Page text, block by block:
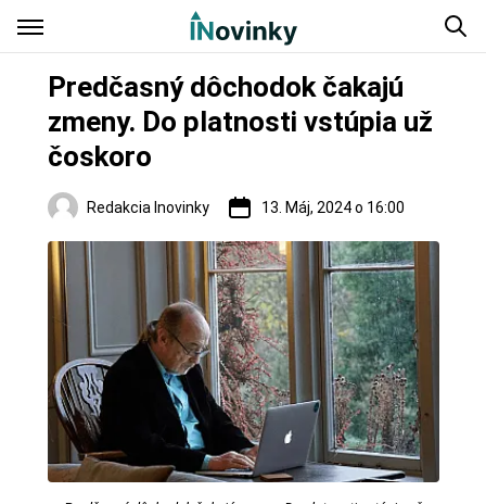
Predčasný dôchodok čakajú
zmeny. Do platnosti vstúpia už
čoskoro
Redakcia Inovinky 13. Máj, 2024 o 16:00
Zaujímavosti